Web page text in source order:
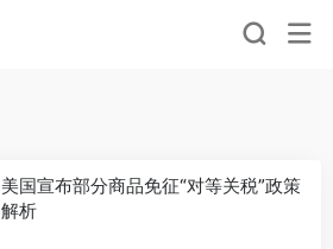
美国宣布部分商品免征“对等关税”政策
解析